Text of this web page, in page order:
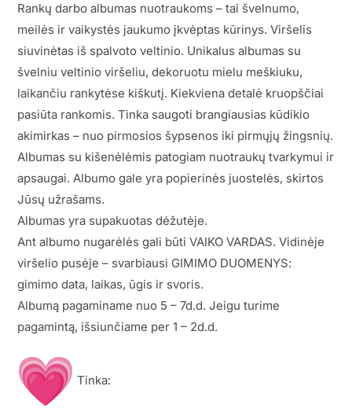
Rankų darbo albumas nuotraukoms – tai švelnumo,
meilės ir vaikystės jaukumo įkvėptas kūrinys. Viršelis
siuvinėtas iš spalvoto veltinio. Unikalus albumas su
švelniu veltinio viršeliu, dekoruotu mielu meškiuku,
laikančiu rankytėse kiškutį. Kiekviena detalė kruopščiai
pasiūta rankomis. Tinka saugoti brangiausias kūdikio
akimirkas – nuo pirmosios šypsenos iki pirmųjų žingsnių.
Albumas su kišenėlėmis patogiam nuotraukų tvarkymui ir
apsaugai. Albumo gale yra popierinės juostelės, skirtos
Jūsų užrašams.
Albumas yra supakuotas dėžutėje.
Ant albumo nugarėlės gali būti VAIKO VARDAS. Vidinėje
viršelio pusėje – svarbiausi GIMIMO DUOMENYS:
gimimo data, laikas, ūgis ir svoris.
Albumą pagaminame nuo 5 – 7d.d. Jeigu turime
pagamintą, išsiunčiame per 1 – 2d.d.
Tinka: